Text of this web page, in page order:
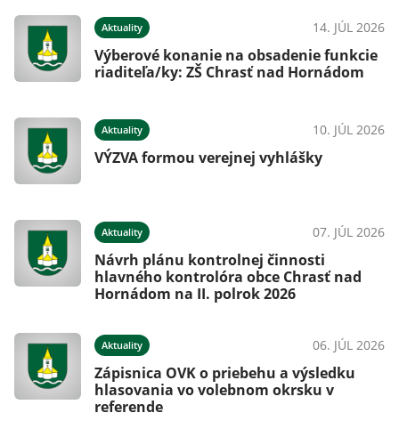
Aktuality 14. JÚL 2026
Výberové konanie na obsadenie funkcie
riaditeľa/ky: ZŠ Chrasť nad Hornádom
Aktuality 10. JÚL 2026
VÝZVA formou verejnej vyhlášky
Aktuality 07. JÚL 2026
Návrh plánu kontrolnej činnosti
hlavného kontrolóra obce Chrasť nad
Hornádom na II. polrok 2026
Aktuality 06. JÚL 2026
Zápisnica OVK o priebehu a výsledku
hlasovania vo volebnom okrsku v
referende